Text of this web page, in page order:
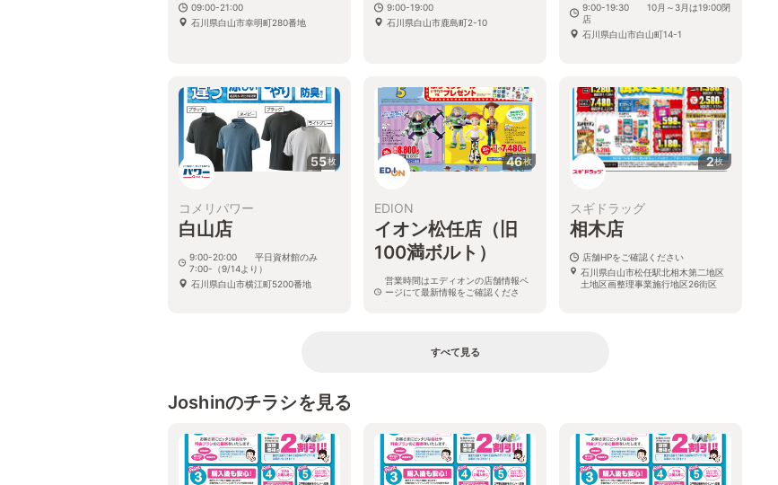
09:00-21:00
石川県白山市幸明町280番地
9:00-19:00
石川県白山市鹿島町2-10
9:00-19:30 10月～3月は19:00閉
店
石川県白山市白山町14-1
55枚
コメリパワー
白山店
9:00-20:00 平日資材館のみ
7:00-（9/14より）
石川県白山市横江町5200番地
46枚
EDION
イオン松任店（旧
100満ボルト）
営業時間はエディオンの店舗情報ペ
ージにて最新情報をご確認くださ
い。
2枚
スギドラッグ
相木店
店舗HPをご確認ください
石川県白山市松任駅北相木第二地区
土地区画整理事業施行地区26街区
すべて見る
Joshinのチラシを見る